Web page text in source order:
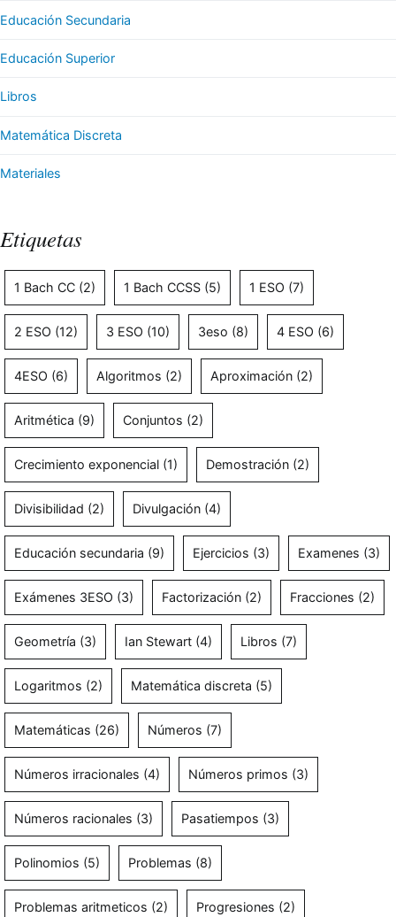
Educación Secundaria
Educación Superior
Libros
Matemática Discreta
Materiales
Etiquetas
1 Bach CC (2) 1 Bach CCSS (5) 1 ESO (7)
2 ESO (12) 3 ESO (10) 3eso (8) 4 ESO (6)
4ESO (6) Algoritmos (2) Aproximación (2)
Aritmética (9) Conjuntos (2)
Crecimiento exponencial (1) Demostración (2)
Divisibilidad (2) Divulgación (4)
Educación secundaria (9) Ejercicios (3) Examenes (3)
Exámenes 3ESO (3) Factorización (2) Fracciones (2)
Geometría (3) Ian Stewart (4) Libros (7)
Logaritmos (2) Matemática discreta (5)
Matemáticas (26) Números (7)
Números irracionales (4) Números primos (3)
Números racionales (3) Pasatiempos (3)
Polinomios (5) Problemas (8)
Problemas aritmeticos (2) Progresiones (2)